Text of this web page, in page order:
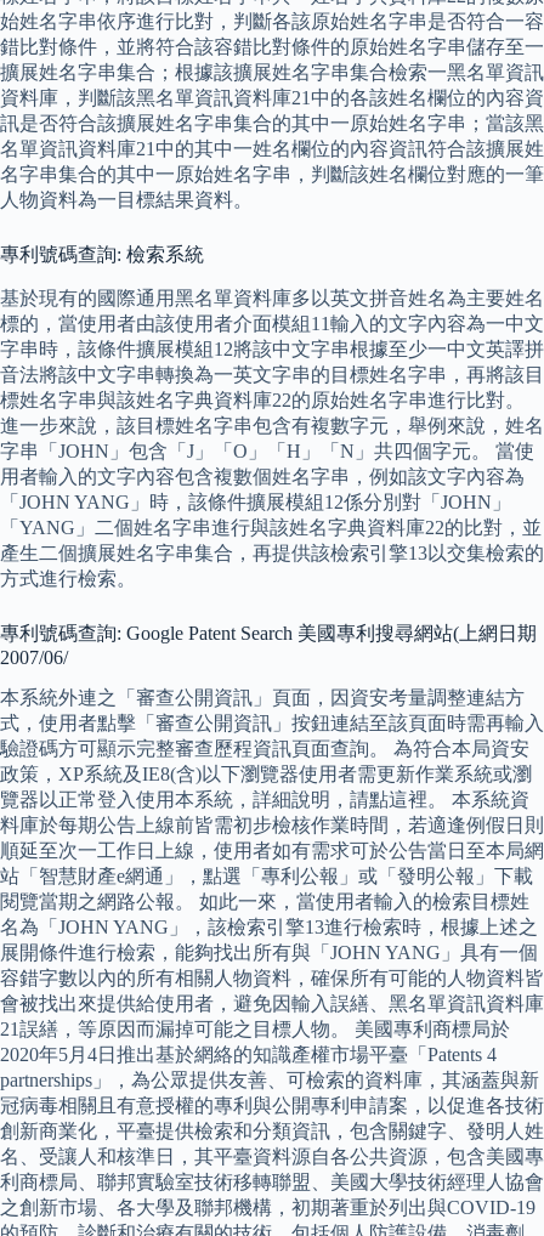
始姓名字串依序進行比對，判斷各該原始姓名字串是否符合一容
錯比對條件，並將符合該容錯比對條件的原始姓名字串儲存至一
擴展姓名字串集合；根據該擴展姓名字串集合檢索一黑名單資訊
資料庫，判斷該黑名單資訊資料庫21中的各該姓名欄位的內容資
訊是否符合該擴展姓名字串集合的其中一原始姓名字串；當該黑
名單資訊資料庫21中的其中一姓名欄位的內容資訊符合該擴展姓
名字串集合的其中一原始姓名字串，判斷該姓名欄位對應的一筆
人物資料為一目標結果資料。
專利號碼查詢: 檢索系統
基於現有的國際通用黑名單資料庫多以英文拼音姓名為主要姓名
標的，當使用者由該使用者介面模組11輸入的文字內容為一中文
字串時，該條件擴展模組12將該中文字串根據至少一中文英譯拼
音法將該中文字串轉換為一英文字串的目標姓名字串，再將該目
標姓名字串與該姓名字典資料庫22的原始姓名字串進行比對。
進一步來說，該目標姓名字串包含有複數字元，舉例來說，姓名
字串「JOHN」包含「J」「O」「H」「N」共四個字元。 當使
用者輸入的文字內容包含複數個姓名字串，例如該文字內容為
「JOHN YANG」時，該條件擴展模組12係分別對「JOHN」
「YANG」二個姓名字串進行與該姓名字典資料庫22的比對，並
產生二個擴展姓名字串集合，再提供該檢索引擎13以交集檢索的
方式進行檢索。
專利號碼查詢: Google Patent Search 美國專利搜尋網站(上網日期
2007/06/
本系統外連之「審查公開資訊」頁面，因資安考量調整連結方
式，使用者點擊「審查公開資訊」按鈕連結至該頁面時需再輸入
驗證碼方可顯示完整審查歷程資訊頁面查詢。 為符合本局資安
政策，XP系統及IE8(含)以下瀏覽器使用者需更新作業系統或瀏
覽器以正常登入使用本系統，詳細說明，請點這裡。 本系統資
料庫於每期公告上線前皆需初步檢核作業時間，若適逢例假日則
順延至次一工作日上線，使用者如有需求可於公告當日至本局網
站「智慧財產e網通」，點選「專利公報」或「發明公報」下載
閱覽當期之網路公報。 如此一來，當使用者輸入的檢索目標姓
名為「JOHN YANG」，該檢索引擎13進行檢索時，根據上述之
展開條件進行檢索，能夠找出所有與「JOHN YANG」具有一個
容錯字數以內的所有相關人物資料，確保所有可能的人物資料皆
會被找出來提供給使用者，避免因輸入誤繕、黑名單資訊資料庫
21誤繕，等原因而漏掉可能之目標人物。 美國專利商標局於
2020年5月4日推出基於網絡的知識產權市場平臺「Patents 4
partnerships」，為公眾提供友善、可檢索的資料庫，其涵蓋與新
冠病毒相關且有意授權的專利與公開專利申請案，以促進各技術
創新商業化，平臺提供檢索和分類資訊，包含關鍵字、發明人姓
名、受讓人和核準日，其平臺資料源自各公共資源，包含美國專
利商標局、聯邦實驗室技術移轉聯盟、美國大學技術經理人協會
之創新市場、各大學及聯邦機構，初期著重於列出與COVID-19